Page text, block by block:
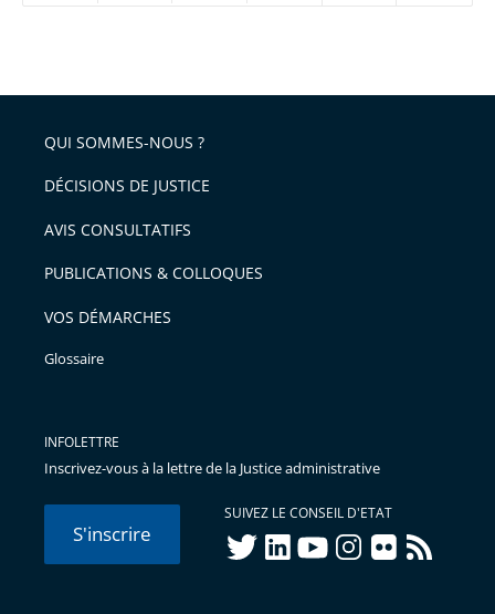
arriver
après
l'article
pour
avant
QUI SOMMES-NOUS ?
DÉCISIONS DE JUSTICE
AVIS CONSULTATIFS
PUBLICATIONS & COLLOQUES
VOS DÉMARCHES
Glossaire
INFOLETTRE
Inscrivez-vous à la lettre de la Justice administrative
S'inscrire
SUIVEZ LE CONSEIL D'ETAT
twitterlinkedInyoutubeinstagram
flickr rss